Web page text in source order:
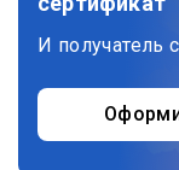
И получатель